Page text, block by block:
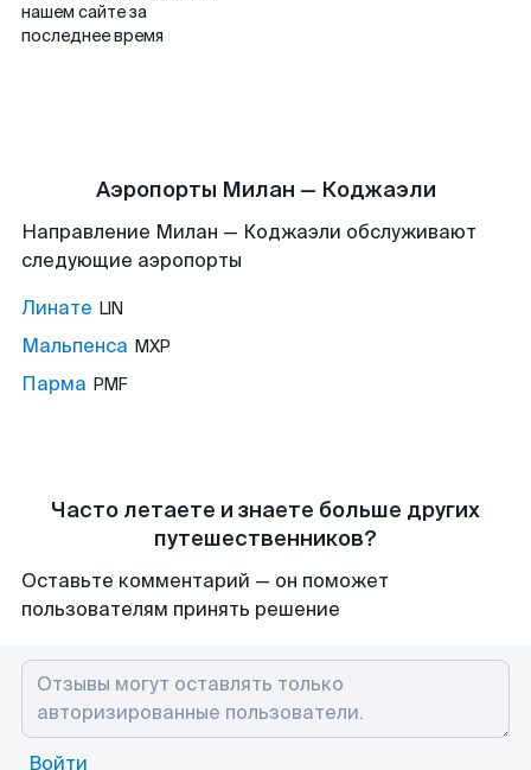
нашем сайте за
последнее время
Аэропорты Милан — Коджаэли
Направление Милан — Коджаэли обслуживают
следующие аэропорты
Линате LIN
Мальпенса MXP
Парма PMF
Часто летаете и знаете больше других
путешественников?
Оставьте комментарий — он поможет
пользователям принять решение
Войти